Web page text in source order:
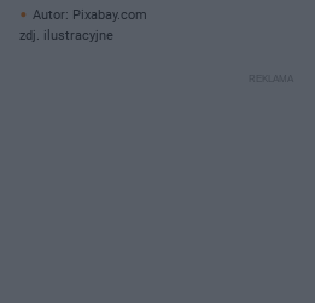
Autor: Pixabay.com
zdj. ilustracyjne